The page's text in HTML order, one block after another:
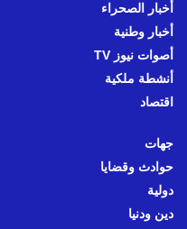
أخبار الصحراء
أخبار وطنية
أصوات نيوز TV
أنشطة ملكية
اقتصاد
جهات
حوادث وقضايا
دولية
دين ودنيا